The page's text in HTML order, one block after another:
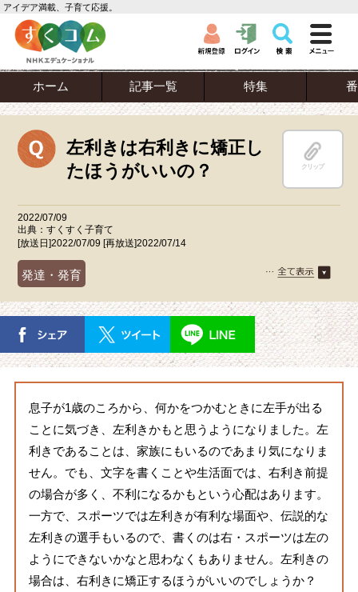
アイデア満載、子育て応援。
ホーム 記事一覧 特集
左利きは右利きに矯正し
たほうがいいの？
クリップ
2022/07/09
出典：すくすく子育て
[放送日]2022/07/09 [再放送]2022/07/14
発達・発育
息子が1歳のころから、何かをつかむときに左手が出る
ことに気づき、左利きかもと思うようになりました。左
利きであることは、家族にもいるのであまり気になりま
せん。でも、文字を書くことや生活面では、右利き前提
の場合が多く、不利になるかもという心配はあります。
一方で、スポーツでは左利きが有利な場面や、伝説的な
左利きの選手もいるので、書くのは右・スポーツは左の
ようにできないかなと思わなくもありません。左利きの
場合は、右利きに矯正するほうがいいのでしょうか？